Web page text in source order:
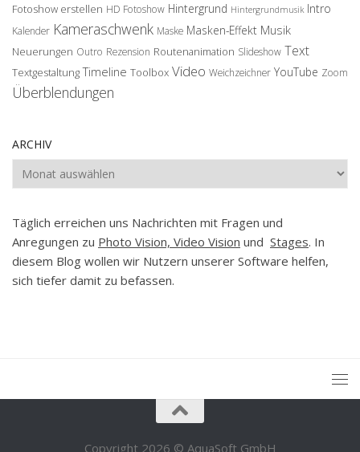
Fotoshow erstellen HD Fotoshow Hintergrund Hintergrundmusik Intro
Kalender Kameraschwenk Maske Masken-Effekt Musik
Neuerungen Outro Rezension Routenanimation Slideshow Text
Textgestaltung Timeline Toolbox Video Weichzeichner YouTube Zoom
Überblendungen
ARCHIV
Archiv
Täglich erreichen uns Nachrichten mit Fragen und
Anregungen zu Photo Vision, Video Vision und Stages. In
diesem Blog wollen wir Nutzern unserer Software helfen,
sich tiefer damit zu befassen.
Copyright 2026 © AquaSoft GmbH